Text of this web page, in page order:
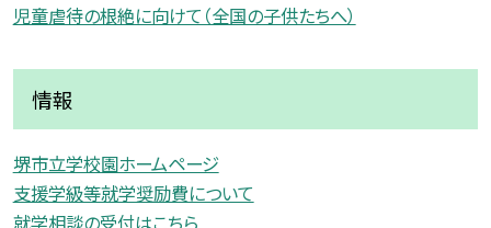
児童虐待の根絶に向けて（全国の子供たちへ）
情報
堺市立学校園ホームページ
支援学級等就学奨励費について
就学相談の受付はこちら